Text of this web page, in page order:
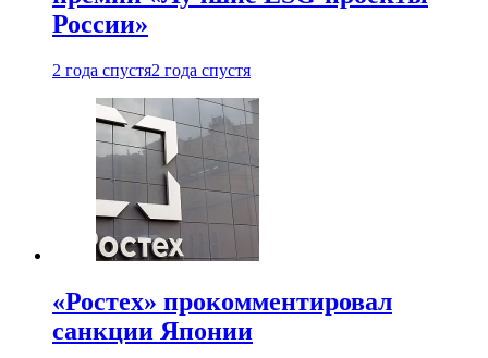
России»
2 года спустя2 года спустя
«Ростех» прокомментировал
санкции Японии